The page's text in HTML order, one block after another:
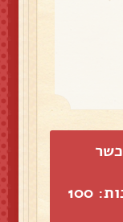
100